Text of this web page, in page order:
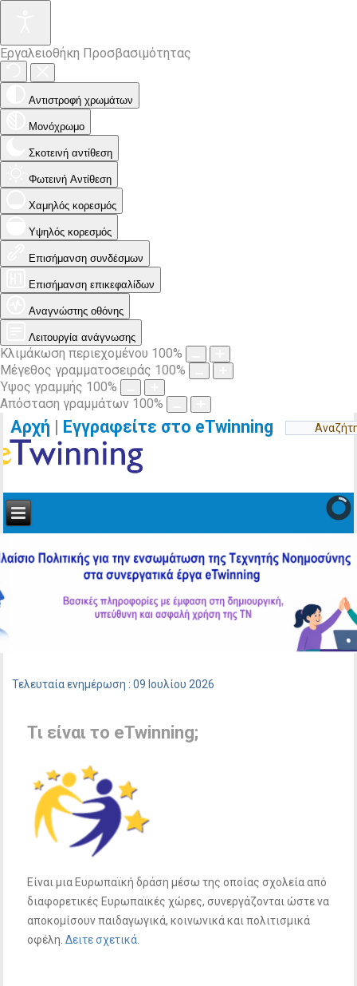
Εργαλειοθήκη Προσβασιμότητας
Αντιστροφή χρωμάτων
Μονόχρωμο
Σκοτεινή αντίθεση
Φωτεινή Αντίθεση
Χαμηλός κορεσμός
Υψηλός κορεσμός
Επισήμανση συνδέσμων
Επισήμανση επικεφαλίδων
Αναγνώστης οθόνης
Λειτουργία ανάγνωσης
Κλιμάκωση περιεχομένου 100%
Μέγεθος γραμματοσειράς 100%
Ύψος γραμμής 100%
Απόσταση γραμμάτων 100%
Αρχή | Εγγραφείτε στο eTwinning
Τελευταία ενημέρωση : 09 Ιουλίου 2026
Τι είναι το eTwinning;
Είναι μια Eυρωπαϊκή δράση μέσω της οποίας σχολεία από
διαφορετικές Eυρωπαϊκές χώρες, συνεργάζονται ώστε να
αποκομίσουν παιδαγωγικά, κοινωνικά και πολιτισμικά
οφέλη. Δειτε σχετικά